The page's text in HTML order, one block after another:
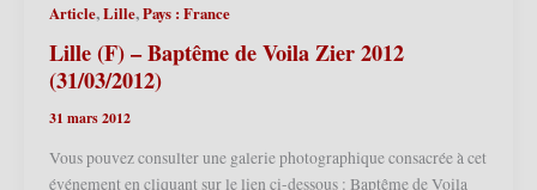
de
Pâques
2013
Article,Lille,Pays : France
Lille (F) – Baptême de Voila Zier 2012
(31/03/2012)
31 mars 2012
Vous pouvez consulter une galerie photographique consacrée à cet
événement en cliquant sur le lien ci-dessous : Baptême de Voila